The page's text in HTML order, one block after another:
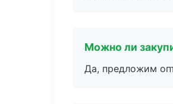
Можно ли
Да, предложим